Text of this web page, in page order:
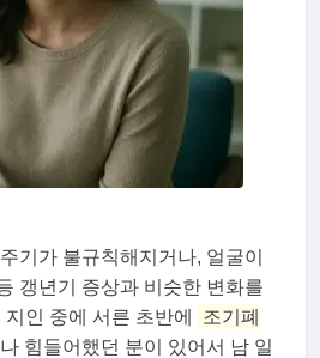
기가 불규칙해지거나, 얼굴이
갱년기 증상과 비슷한 변화를
인 중에 서른 초반에
조기폐
힘들어했던 분이 있어서 남 일